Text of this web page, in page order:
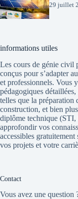
29 juillet
informations utiles
Les cours de génie civil
conçus pour s’adapter
et professionnels. Vous
pédagogiques
telles que la préparation
construction, et bien
diplôme technique
approfondir vos
accessibles
vos projets et votre
Contact
Vous avez une question